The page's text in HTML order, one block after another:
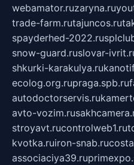
webamator.ruzaryna.ru
trade-farm.rutajuncos.ru
spayderhed-2022.ru
snow-guard.ruslovar-
shkurki-karakulya.ru
ecolog.org.rupraga.spb.ru
autodoctorservis.ru
avto-vozim.ru
stroyavt.rucontrolweb1.ru
kvotka.ruiron-snab.ru
associaciya39.ru